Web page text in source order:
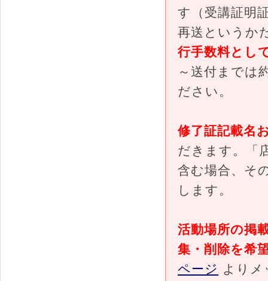
す（受講証明
再送というか
行手数料とし
～送付までは
ださい。
修了証記載名
だきます。「
含む場合、そ
します。
活動場所の掲
集・削除を希
ページ よりメ